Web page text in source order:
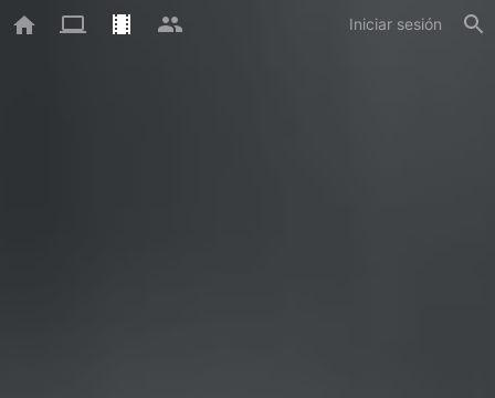
Iniciar sesión